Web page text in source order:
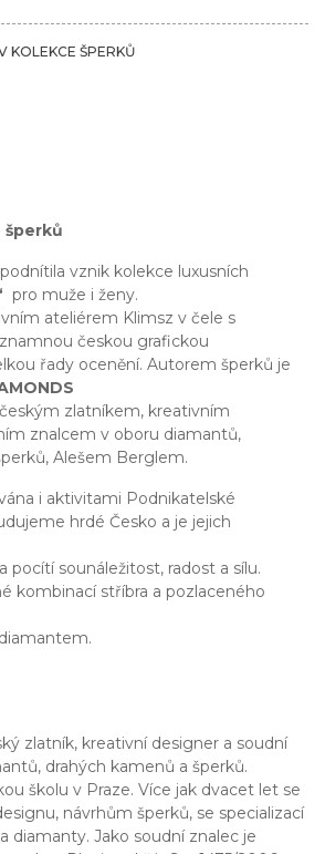
KOLEKCE ŠPERKŮ
šperků
podnítila vznik kolekce luxusních
pro muže i ženy.
ateliérem Klimsz v čele s
českou grafickou
řady ocenění. Autorem šperků je
zlatníkem, kreativním
znalcem v oboru diamantů,
Alešem Berglem.
i aktivitami Podnikatelské
hrdé Česko a je jejich
pocítí sounáležitost, radost a sílu.
kombinací stříbra a pozlaceného
zlatník, kreativní designer a soudní
drahých kamenů a šperků.
školu v Praze. Více jak dvacet let se
návrhům šperků, se specializací
diamanty. Jako soudní znalec je